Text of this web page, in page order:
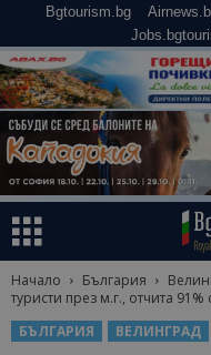
Bgtourism.bg
Начало България
туристи през м.г., отчита
БЪЛГАРИЯ
ВЕЛИНГРАД